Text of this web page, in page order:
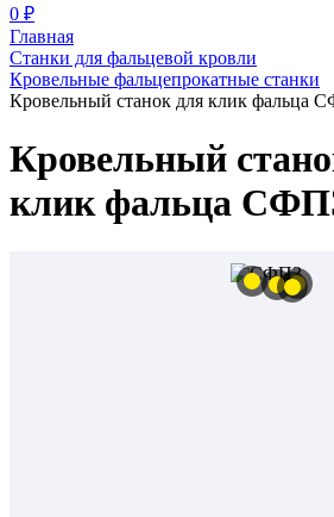
0 ₽
Главная
Станки для фальцевой кровли
Кровельные фальцепрокатные станки
Кровельный станок для клик фальца
Кровельный
клик фальца